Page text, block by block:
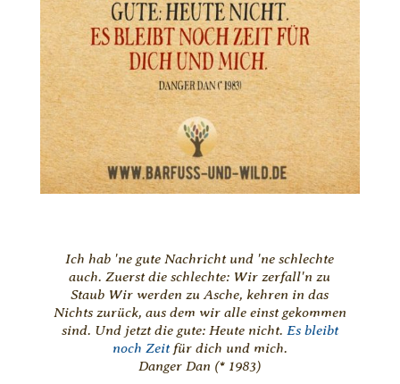
Ich hab 'ne gute Nachricht und 'ne schlechte
auch. Zuerst die schlechte: Wir zerfall'n zu
Staub Wir werden zu Asche, kehren in das
Nichts zurück, aus dem wir alle einst gekommen
sind. Und jetzt die gute: Heute nicht. Es bleibt
noch Zeitfür dich und mich.
Danger Dan (* 1983)